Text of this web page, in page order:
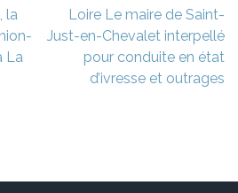
la
La
Loire Le maire de Saint-
Just-en-Chevalet interpellé
pour conduite en état
d’ivresse et outrages